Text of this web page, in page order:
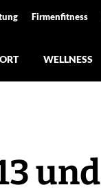
Firmenfitness
WELLNESS